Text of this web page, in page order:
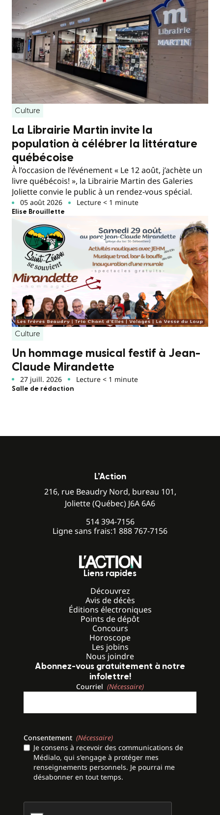
Culture
La Librairie Martin invite la
population à célébrer la littérature
québécoise
À l’occasion de l’événement « Le 12 août, j’achète un
livre québécois! », la Librairie Martin des Galeries
Joliette convie le public à un rendez-vous spécial.
05 août 2026 Lecture < 1 minute
Elise Brouillette
Culture
Un hommage musical festif à Jean-
Claude Mirandette
27 juill. 2026 Lecture < 1 minute
Salle de rédaction
L’Action
216, rue Beaudry Nord, bureau 101,
Joliette (Québec) J6A 6A6
514 394-7156
Ligne sans frais:1 888 767-7156
Liens rapides
Découvrez
Avis de décès
Éditions électroniques
Points de dépôt
Concours
Horoscope
Les jobins
Nous joindre
Abonnez-vous gratuitement à notre
infolettre!
Courriel (Nécessaire)
Consentement (Nécessaire)
Je consens à recevoir des communications de
Médialo, qui s'engage à protéger mes
renseignements personnels. Je pourrai me
désabonner en tout temps.